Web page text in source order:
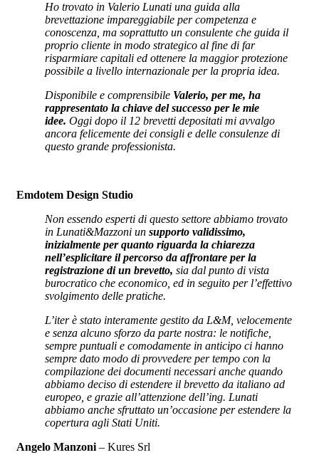
Ho trovato in Valerio Lunati una guida alla
brevettazione impareggiabile per competenza e
conoscenza, ma soprattutto un consulente che guida il
proprio cliente in modo strategico al fine di far
risparmiare capitali ed ottenere la maggior protezione
possibile a livello internazionale per la propria idea.
Disponibile e comprensibile Valerio, per me, ha
rappresentato la chiave del successo per le mie
idee. Oggi dopo il 12 brevetti depositati mi avvalgo
ancora felicemente dei consigli e delle consulenze di
questo grande professionista.
Emdotem Design Studio
Non essendo esperti di questo settore abbiamo trovato
in Lunati&Mazzoni un supporto validissimo,
inizialmente per quanto riguarda la chiarezza
nell’esplicitare il percorso da affrontare per la
registrazione di un brevetto, sia dal punto di vista
burocratico che economico, ed in seguito per l’effettivo
svolgimento delle pratiche.
L’iter è stato interamente gestito da L&M, velocemente
e senza alcuno sforzo da parte nostra: le notifiche,
sempre puntuali e comodamente in anticipo ci hanno
sempre dato modo di provvedere per tempo con la
compilazione dei documenti necessari anche quando
abbiamo deciso di estendere il brevetto da italiano ad
europeo, e grazie all’attenzione dell’ing. Lunati
abbiamo anche sfruttato un’occasione per estendere la
copertura agli Stati Uniti.
Angelo Manzoni – Kures Srl